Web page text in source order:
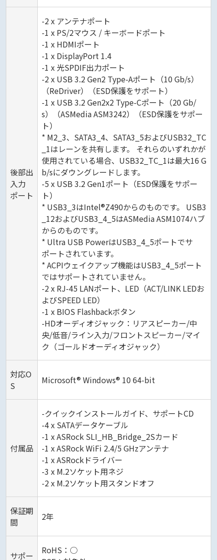
後部出
入力
ポート
-2 x アンテナポート
-1 x PS/2マウス / キーボードポート
-1 x HDMIポート
-1 x DisplayPort 1.4
-1 x 光SPDIF出力ポート
-2 x USB 3.2 Gen2 Type-Aポート（10 Gb/s）
（ReDriver）（ESD保護をサポート）
-1 x USB 3.2 Gen2x2 Type-Cポート（20 Gb/
s）（ASMedia ASM3242）（ESD保護をサポー
ト）
* M2_3、SATA3_4、SATA3_5およびUSB32_TC
_1はレーンを共有します。 それらのいずれかが
使用されている場合、USB32_TC_1は最大16 G
b/sにダウングレードします。
-5 x USB 3.2 Gen1ポート（ESD保護をサポー
ト）
* USB3_3はIntel®Z490からのものです。 USB3
_12およびUSB3_4_5はASMedia ASM1074ハブ
からのものです。
* Ultra USB PowerはUSB3_4_5ポートでサ
ポートされています。
* ACPIウェイクアップ機能はUSB3_4_5ポート
ではサポートされていません。
-2 x RJ-45 LANポート、LED（ACT/LINK LEDお
よびSPEED LED）
-1 x BIOS Flashbackボタン
-HDオーディオジャック：リアスピーカー/中
央/低音/ライン入力/フロントスピーカー/マイ
ク（ゴールドオーディオジャック）
対応O
S
Microsoft® Windows® 10 64-bit
付属品
-クイックインストールガイド、サポートCD
-4 x SATAデータケーブル
-1 x ASRock SLI_HB_Bridge_2Sカード
-1 x ASRock WiFi 2.4/5 GHzアンテナ
-1 x ASRockドライバー
-3 x M.2ソケット用ネジ
-2 x M.2ソケット用スタンドオフ
保証期
間
2年
サポー
RoHS：○